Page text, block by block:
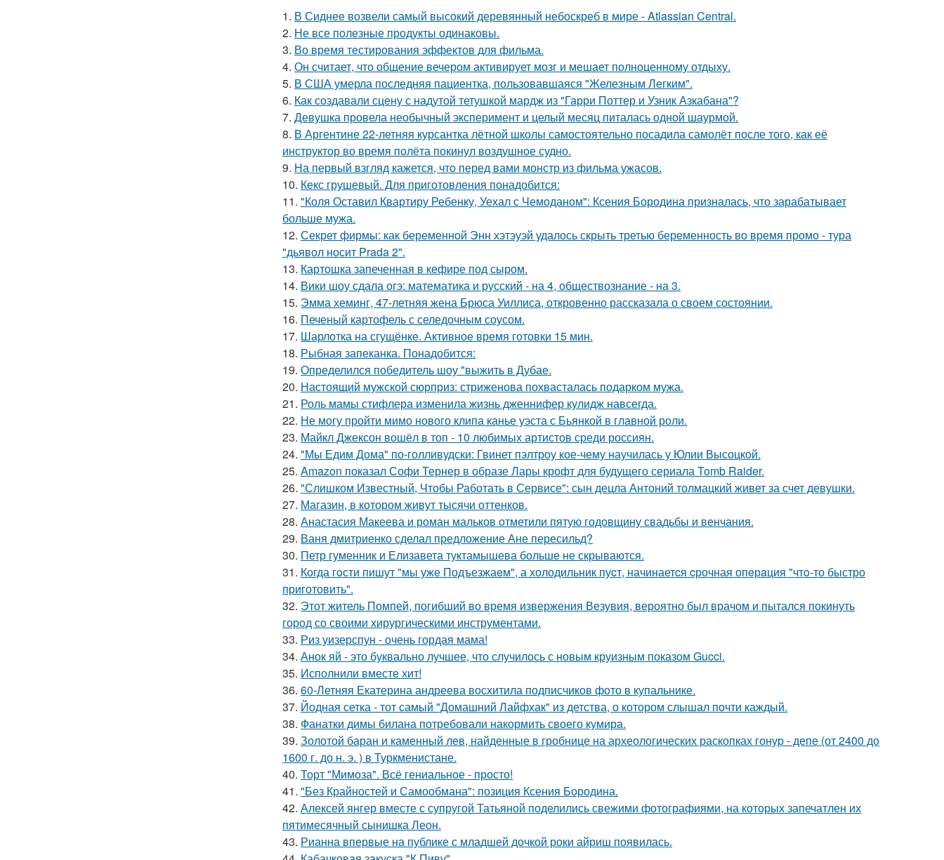
1. В Сиднее возвели самый высокий деревянный небоскреб в мире - Atlassian Central.
2. Не все полезные продукты одинаковы.
3. Во время тестирования эффектов для фильма.
4. Он считает, что общение вечером активирует мозг и мешает полноценному отдыху.
5. В США умерла последняя пациентка, пользовавшаяся "Железным Легким".
6. Как создавали сцену с надутой тетушкой мардж из "Гарри Поттер и Узник Азкабана"?
7. Девушка провела необычный эксперимент и целый месяц питалась одной шаурмой.
8. В Аргентине 22-летняя курсантка лётной школы самостоятельно посадила самолёт после того, как её
инструктор во время полёта покинул воздушное судно.
9. На первый взгляд кажется, что перед вами монстр из фильма ужасов.
10. Кекс грушевый. Для приготовления понадобится:
11. "Коля Оставил Квартиру Ребенку, Уехал с Чемоданом": Ксения Бородина призналась, что зарабатывает
больше мужа.
12. Секрет фирмы: как беременной Энн хэтэуэй удалось скрыть третью беременность во время промо - тура
"дьявол носит Prada 2".
13. Картошка запеченная в кефире под сыром.
14. Вики шоу сдала огэ: математика и русский - на 4, обществознание - на 3.
15. Эмма хеминг, 47-летняя жена Брюса Уиллиса, откровенно рассказала о своем состоянии.
16. Печеный картофель с селедочным соусом.
17. Шарлотка на сгущёнке. Активное время готовки 15 мин.
18. Рыбная запеканка. Понадобится:
19. Определился победитель шоу "выжить в Дубае.
20. Настоящий мужской сюрприз: стриженова похвасталась подарком мужа.
21. Роль мамы стифлера изменила жизнь дженнифер кулидж навсегда.
22. Не могу пройти мимо нового клипа канье уэста с Бьянкой в главной роли.
23. Майкл Джексон вошёл в топ - 10 любимых артистов среди россиян.
24. "Мы Едим Дома" по-голливудски: Гвинет пэлтроу кое-чему научилась у Юлии Высоцкой.
25. Amazon показал Софи Тернер в образе Лары крофт для будущего сериала Tomb Raider.
26. "Слишком Известный, Чтобы Работать в Сервисе": сын децла Антоний толмацкий живет за счет девушки.
27. Магазин, в котором живут тысячи оттенков.
28. Анастасия Макеева и роман мальков отметили пятую годовщину свадьбы и венчания.
29. Ваня дмитриенко сделал предложение Ане пересильд?
30. Петр гуменник и Елизавета туктамышева больше не скрываются.
31. Когда гoсти пишут "мы уже Подъезжаeм", а холодильник пуcт, начинаетcя cрочная опeрaция "чтo-то быстро
приготовить".
32. Этот житель Помпей, погибший во время извержения Везувия, вероятно был врачом и пытался покинуть
город со своими хирургическими инструментами.
33. Риз уизерспун - очень гордая мама!
34. Анок яй - это буквально лучшее, что случилось с новым круизным показом Gucci.
35. Исполнили вместе хит!
36. 60-Летняя Екатерина андреева восхитила подписчиков фото в купальнике.
37. Йодная сетка - тот самый "Домашний Лайфхак" из детства, о котором слышал почти каждый.
38. Фанатки димы билана потребовали накормить своего кумира.
39. Золотой баран и каменный лев, найденные в гробнице на археологических раскопках гонур - депе (от 2400 до
1600 г. до н. э. ) в Туркменистане.
40. Торт "Мимоза". Всё гениальное - просто!
41. "Без Крайностей и Самообмана": позиция Ксения Бородина.
42. Алексей янгер вместе с супругой Татьяной поделились свежими фотографиями, на которых запечатлен их
пятимесячный сынишка Леон.
43. Рианна впервые на публике с младшей дочкой роки айриш появилась.